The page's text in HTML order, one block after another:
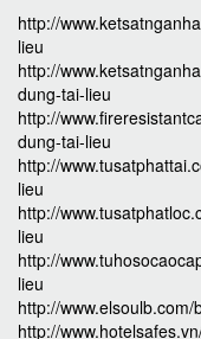
http://
lieu
http://
dung-tai-lieu
http://
dung-tai-lieu
http://
lieu
http://
lieu
http://
lieu
http://
http://